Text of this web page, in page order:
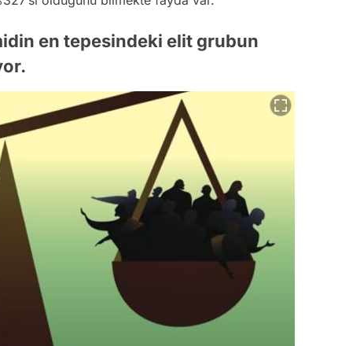
en tepesindeki elit grubun